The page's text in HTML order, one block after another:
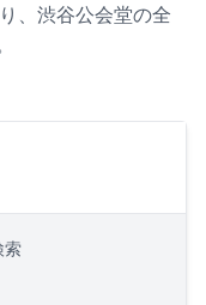
、渋谷公会堂の全
索